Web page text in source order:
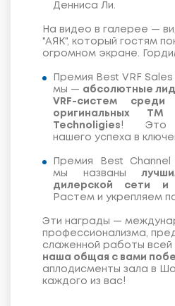
Денниса Ли.
На видео в галерее —
"АЯК", который гостям
огромном экране.
Премия Best VRF
мы — абсолютные
VRF-систем среди
оригинальных
Technoligies! Это
нашего успеха в
Премия Best
мы названы
дилерской сети и
Растем и укрепляем
Эти награды —
профессионализма,
слаженной работы всей
наша общая с вами
аплодисменты зала в
каждого из вас!